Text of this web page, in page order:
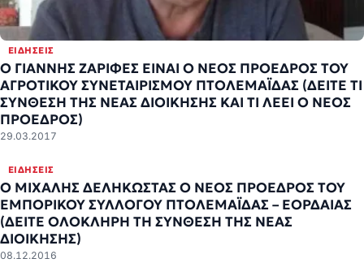
ΕΙΔΉΣΕΙΣ
Ο ΓΙΑΝΝΗΣ ΖΑΡΙΦΕΣ ΕΙΝΑΙ Ο ΝΕΟΣ ΠΡΟΕΔΡΟΣ ΤΟΥ
ΑΓΡΟΤΙΚΟΥ ΣΥΝΕΤΑΙΡΙΣΜΟΥ ΠΤΟΛΕΜΑΪΔΑΣ (ΔΕΙΤΕ ΤΙ
ΣΥΝΘΕΣΗ ΤΗΣ ΝΕΑΣ ΔΙΟΙΚΗΣΗΣ ΚΑΙ ΤΙ ΛΕΕΙ Ο ΝΕΟΣ
ΠΡΟΕΔΡΟΣ)
29.03.2017
ΕΙΔΉΣΕΙΣ
Ο ΜΙΧΑΛΗΣ ΔΕΛΗΚΩΣΤΑΣ Ο ΝΕΟΣ ΠΡΟΕΔΡΟΣ ΤΟΥ
ΕΜΠΟΡΙΚΟΥ ΣΥΛΛΟΓΟΥ ΠΤΟΛΕΜΑΪΔΑΣ – ΕΟΡΔΑΙΑΣ
(ΔΕΙΤΕ ΟΛΟΚΛΗΡΗ ΤΗ ΣΥΝΘΕΣΗ ΤΗΣ ΝΕΑΣ
ΔΙΟΙΚΗΣΗΣ)
08.12.2016